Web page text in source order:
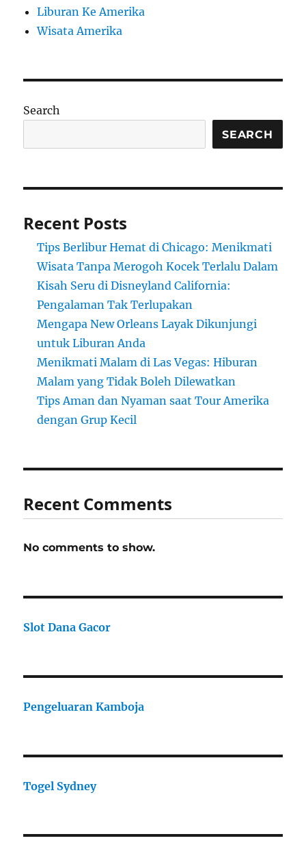
Liburan Ke Amerika
Wisata Amerika
Search
SEARCH
Recent Posts
Tips Berlibur Hemat di Chicago: Menikmati
Wisata Tanpa Merogoh Kocek Terlalu Dalam
Kisah Seru di Disneyland California:
Pengalaman Tak Terlupakan
Mengapa New Orleans Layak Dikunjungi
untuk Liburan Anda
Menikmati Malam di Las Vegas: Hiburan
Malam yang Tidak Boleh Dilewatkan
Tips Aman dan Nyaman saat Tour Amerika
dengan Grup Kecil
Recent Comments
No comments to show.
Slot Dana Gacor
Pengeluaran Kamboja
Togel Sydney